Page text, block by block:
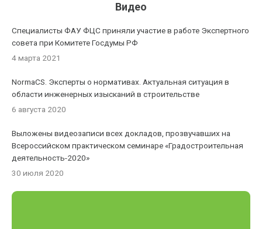
Видео
Специалисты ФАУ ФЦС приняли участие в работе Экспертного
совета при Комитете Госдумы РФ
4 марта 2021
NormaCS. Эксперты о нормативах. Актуальная ситуация в
области инженерных изысканий в строительстве
6 августа 2020
Выложены видеозаписи всех докладов, прозвучавших на
Всероссийском практическом семинаре «Градостроительная
деятельность-2020»
30 июля 2020